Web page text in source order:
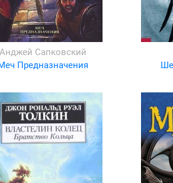
Анджей Сапковский
Предназначения